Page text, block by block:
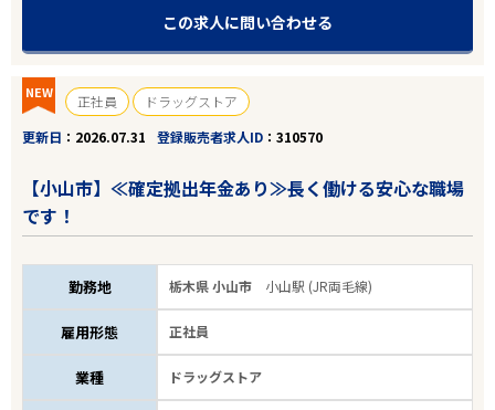
この求人に問い合わせる
NEW 正社員
ドラッグストア
更新日
2026.07.31 登録販売者求人ID 310570
【小山市】≪確定拠出年金あり≫長く働ける安心な職場
です！
勤務地 栃木県 小山市 小山駅 (JR両毛線)
雇用形態 正社員
業種 ドラッグストア